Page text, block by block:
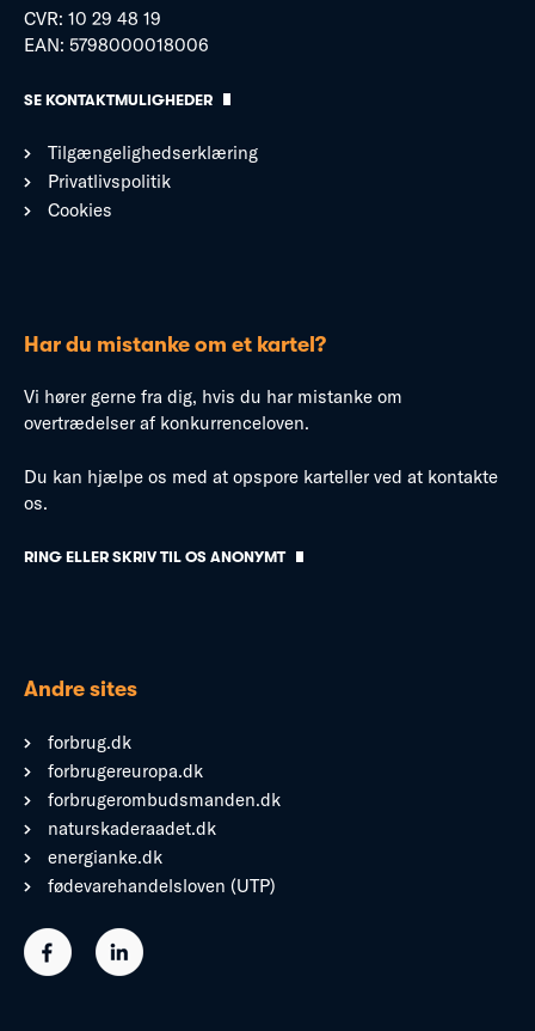
CVR: 10 29 48 19
EAN: 5798000018006
SE KONTAKTMULIGHEDER
Tilgængelighedserklæring
Privatlivspolitik
Cookies
Har du mistanke om et kartel?
Vi hører gerne fra dig, hvis du har mistanke om
overtrædelser af konkurrenceloven.
Du kan hjælpe os med at opspore karteller ved at kontakte
os.
RING ELLER SKRIV TIL OS ANONYMT
Andre sites
forbrug.dk
forbrugereuropa.dk
forbrugerombudsmanden.dk
naturskaderaadet.dk
energianke.dk
fødevarehandelsloven (UTP)